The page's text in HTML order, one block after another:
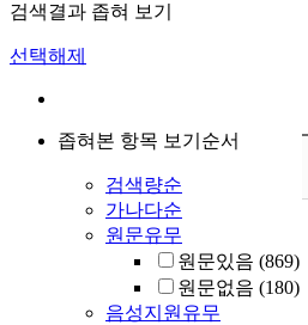
검색결과 좁혀 보기
선택해제
좁혀본 항목 보기순서
검색량순
가나다순
원문유무
원문있음 (869)
원문없음 (180)
음성지원유무